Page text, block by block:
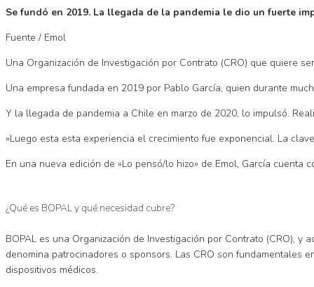
Se fundó en 2019. La llegada de la pandemia le dio un fuerte
Fuente / Emol
Una Organización de Investigación por Contrato (CRO) que quiere
Una empresa fundada en 2019 por Pablo García, quien durante
Y la llegada de pandemia a Chile en marzo de 2020, lo impulsó.
»Luego esta esta experiencia el crecimiento fue exponencial. La
En una nueva edición de »Lo pensó/lo hizo» de Emol, García
¿Qué es BOPAL y qué necesidad cubre?
BOPAL es una Organización de Investigación por Contrato (CRO),
denomina patrocinadores o sponsors. Las CRO son
dispositivos médicos.